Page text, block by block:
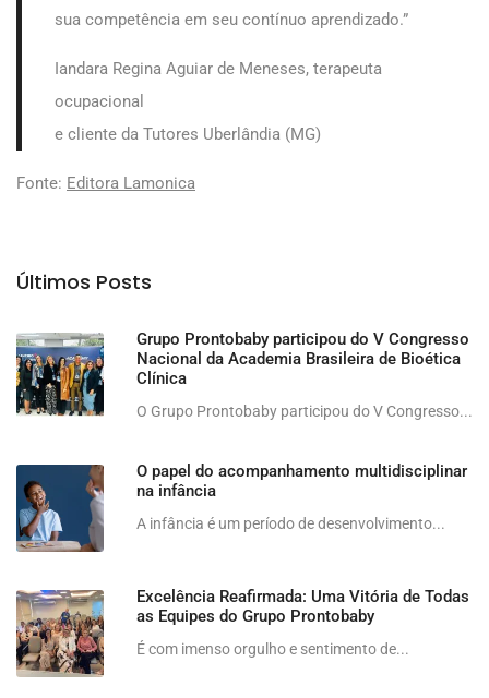
sua competência em seu contínuo aprendizado.”
Iandara Regina Aguiar de Meneses, terapeuta
ocupacional
e cliente da Tutores Uberlândia (MG)
Fonte: Editora Lamonica
Últimos Posts
Grupo Prontobaby participou do V Congresso
Nacional da Academia Brasileira de Bioética
Clínica
O Grupo Prontobaby participou do V Congresso...
O papel do acompanhamento multidisciplinar
na infância
A infância é um período de desenvolvimento...
Excelência Reafirmada: Uma Vitória de Todas
as Equipes do Grupo Prontobaby
É com imenso orgulho e sentimento de...